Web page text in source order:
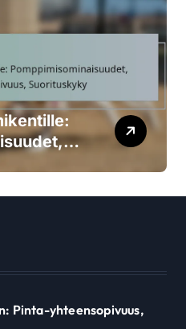
Pinta-yhteensopivuus,